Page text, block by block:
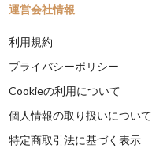
運営会社情報
利用規約
プライバシーポリシー
Cookieの利用について
個人情報の取り扱いについて
特定商取引法に基づく表示